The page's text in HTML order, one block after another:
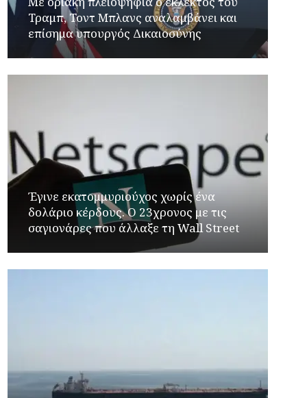
Τραμπ, Τοντ Μπλανς αναλαμβάνει και
επίσημα υπουργός Δικαιοσύνης
Έγινε εκατομμυριούχος χωρίς ένα
δολάριο κέρδους. Ο 23χρονος με τις
σαγιονάρες που άλλαξε τη Wall Street